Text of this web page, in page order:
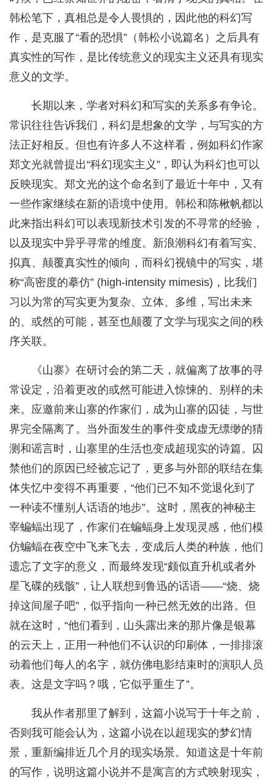
韩松笔下，真相总是令人畏惧的，因此他的科幻写
作，是克服了“看的恐惧”（韩松小说篇名）之后具有
真实性的写作，是比传统意义的现实主义还具有现实
意义的文学。
长期以来，学者对科幻和写实的关系多有争论。
常识往往告诉我们，科幻是想象的文学，与写实的方
法正好相反。但也有许多人不这样看，例如科幻作家
郑文光就曾提出“科幻现实主义”，即认为科幻也可以
反映现实。郑文光的这个命名到了最近十年中，又有
一些作家继续在新的语境中使用。韩松和陈楸帆都以
此来指出科幻可以表现新技术引发的不寻常的经验，
以及现实中异乎寻常的维度。新浪潮科幻有着写实、
拟真、颠覆真实性的倾向，而科幻视镜中的写实，堪
称“高密度的摹仿” (high-intensity mimesis)，比我们
习以为常的写实更为复杂、立体、多维，写出未来
的、或然的可能，甚至也颠覆了文学与现实之间的秩
序关联。
《山寨》在研讨会的第二天，就偏离了故事的寻
常设定，沿着更改的或然可能进入惊悚的、别样的未
来。应邀前来山寨的作家们，成为山寨的囚徒，与世
界完全隔离了。当外面发生的事件变成虚无缥缈的猜
测和谣言时，山寨里的生活也变成超现实的诗篇。囚
禁他们的原因已经被忘记了，更多与外部的联结在集
体失忆中变得不再重要，“他们已不知不觉退化到了
一种读不懂别人话语的地步”。这时，黑夜的神秘主
宰蝙蝠出现了，作家们在蝙蝠身上发现灵感，他们模
仿蝙蝠在夜空中飞来飞去，变成后人类的种族，他们
遗忘了文字的意义，而最终发现“颇似直升机或者外
星飞碟的残骸”，让人联想到鲁迅的话语——“烧、烧
掉这间屋子吧”，似乎指向一种已然无效的出路。但
就在这时，“他们看到，山头露出来的那片像是银幕
的云天上，正用一种他们不认识的印刷体，一排排滚
动着他们每人的名字，就仿佛电影结束时的演职人员
表。这是文字吗？哦，它似乎重生了”。
我从作者那里了解到，这篇小说写于十年之前，
否则我可能会认为，这篇小说在以超现实的梦幻情
景，重新编排近几个月的现实场景。知道这是十年前
的写作，说明这篇小说并不是寓言的方式映射现实，